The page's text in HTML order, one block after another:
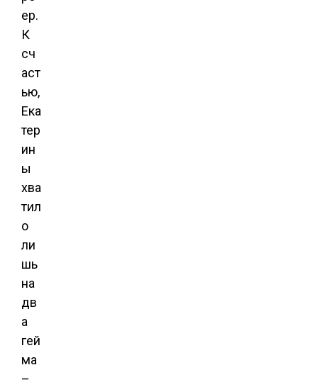
ер.
К
сч
аст
ью,
Ека
тер
ин
ы
хва
тил
о
ли
шь
на
дв
а
гей
ма
–